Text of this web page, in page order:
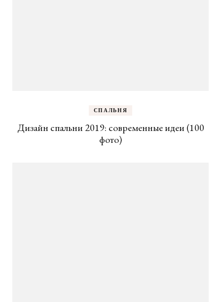
СПАЛЬНЯ
Дизайн спальни 2019: современные идеи (100
фото)